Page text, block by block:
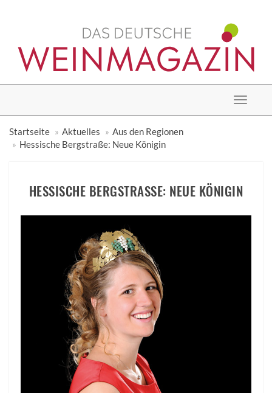
Toggle
Startseite
Aktuelles
Aus den Regionen
Hessische Bergstraße: Neue Königin
HESSISCHE BERGSTRASSE: NEUE KÖNIGIN